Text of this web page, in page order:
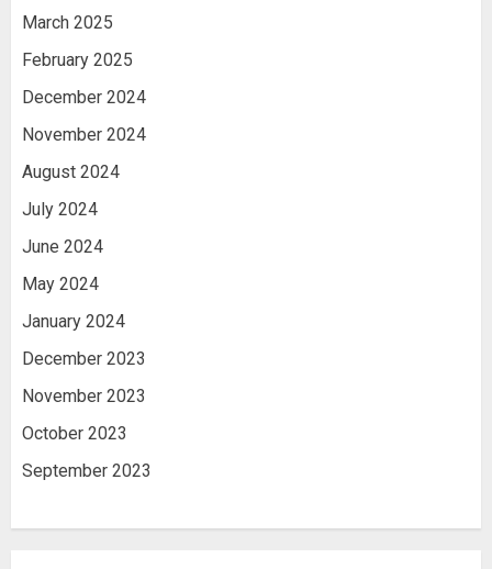
March 2025
February 2025
December 2024
November 2024
August 2024
July 2024
June 2024
May 2024
January 2024
December 2023
November 2023
October 2023
September 2023